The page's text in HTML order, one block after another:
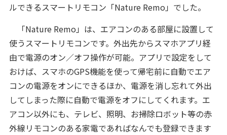
ルできるスマートリモコン「Nature Remo」でした。
「Nature Remo」は、エアコンのある部屋に設置して
使うスマートリモコンです。外出先からスマホアプリ経
由で電源のオン／オフ操作が可能。アプリで設定をして
おけば、スマホのGPS機能を使って帰宅前に自動でエア
コンの電源をオンにできるほか、電源を消し忘れて外出
してしまった際に自動で電源をオフにしてくれます。エ
アコン以外にも、テレビ、照明、お掃除ロボット等の赤
外線リモコンのある家電であればなんでも登録できます